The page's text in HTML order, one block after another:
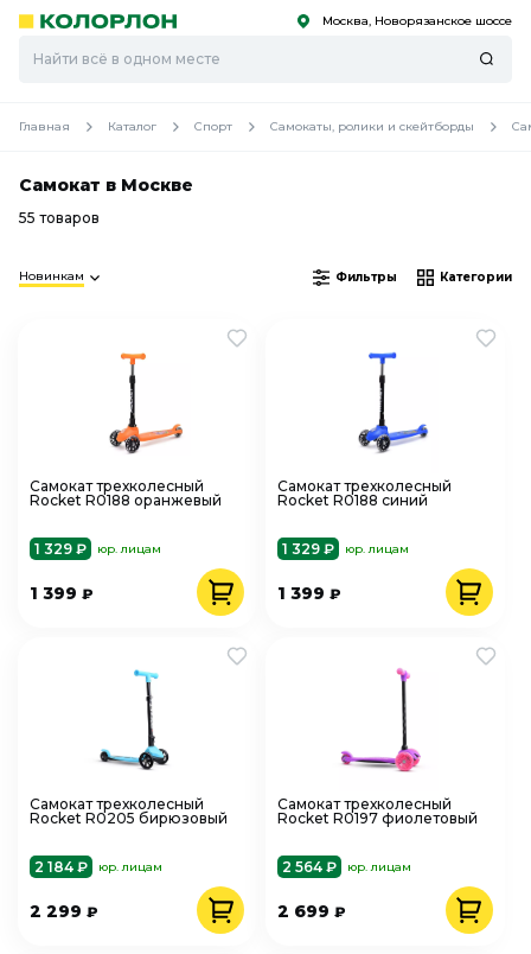
Скоро
Скоро Москва, Новорязанское шоссе
Главная Каталог Спорт Самокаты, ролики и скейтборды
Самокат в Москве
55 товаров
Новинкам Фильтры Категории
Самокат трехколесный
Rocket R0188 оранжевый
1 329 ₽ юр. лицам
1 399 ₽
Самокат трехколесный
Rocket R0188 синий
1 329 ₽ юр. лицам
1 399₽
Самокат трехколесный
Rocket R0205 бирюзовый
2 184 ₽ юр. лицам
2 299 ₽
Самокат трехколесный
Rocket R0197 фиолетовый
2 564 ₽ юр. лицам
2 699₽